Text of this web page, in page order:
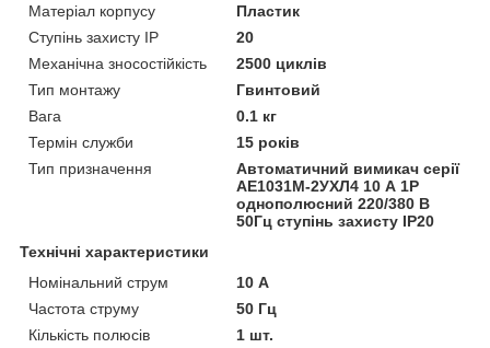
Матеріал корпусу
Пластик
Ступінь захисту IP
20
Механічна зносостійкість
2500 циклів
Тип монтажу
Гвинтовий
Вага
0.1 кг
Термін служби
15 років
Тип призначення
Автоматичний вимикач серії
АЕ1031М-2УХЛ4 10 А 1Р
однополюсний 220/380 В
50Гц ступінь захисту IP20
Технічні характеристики
Номінальний струм
10 А
Частота струму
50 Гц
Кількість полюсів
1 шт.